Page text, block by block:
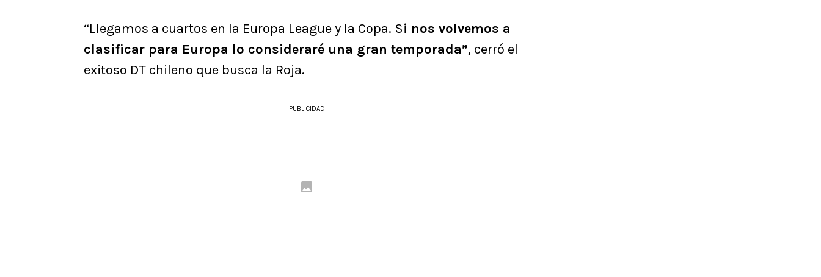
“Llegamos a cuartos en la Europa League y la Copa. Si nos volvemos a
clasificar para Europa lo consideraré una gran temporada”, cerró el
exitoso DT chileno que busca la Roja.
PUBLICIDAD